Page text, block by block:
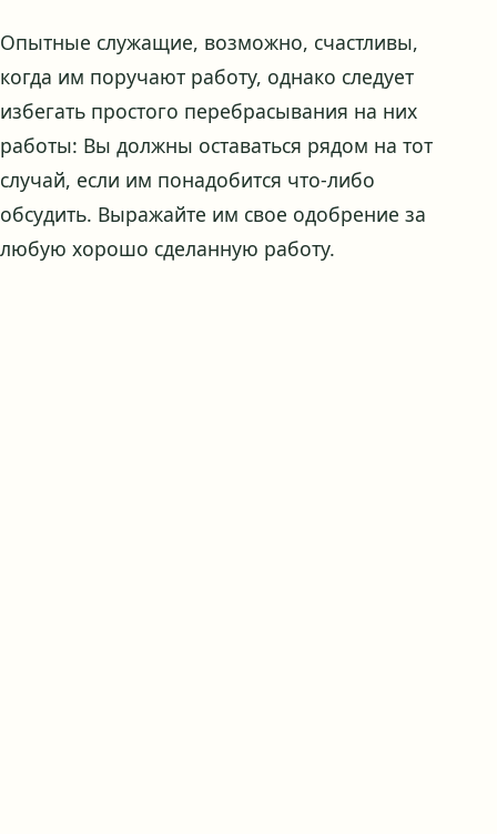
Опытные служащие, возможно, счастливы,
когда им поручают работу, однако следует
избегать простого перебрасывания на них
работы: Вы должны оставаться рядом на тот
случай, если им понадобится что-либо
обсудить. Выражайте им свое одобрение за
любую хорошо сделанную работу.